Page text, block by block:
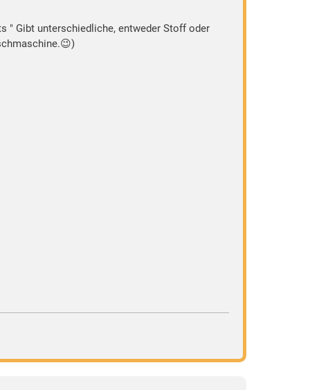
" Gibt unterschiedliche, entweder Stoff oder